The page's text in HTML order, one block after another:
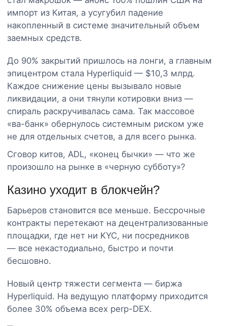
импорт из Китая, а усугубил падение
накопленный в системе значительный объем
заемных средств.
До 90% закрытий пришлось на лонги, а главным
эпицентром стала Hyperliquid — $10,3 млрд.
Каждое снижение цены вызывало новые
ликвидации, а они тянули котировки вниз —
спираль раскручивалась сама. Так массовое
«ва-банк» обернулось системным риском уже
не для отдельных счетов, а для всего рынка.
Сговор китов, ADL, «конец бычки» — что же
произошло на рынке в «черную субботу»?
Казино уходит в блокчейн?
Барьеров становится все меньше. Бессрочные
контракты перетекают на децентрализованные
площадки, где нет ни KYC, ни посредников
— все некастодиально, быстро и почти
бесшовно.
Новый центр тяжести сегмента — биржа
Hyperliquid. На ведущую платформу приходится
более 30% объема всех perp-DEX.